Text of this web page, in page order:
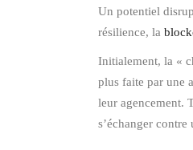
Un potentiel
résilience, la
Initialement, la «
plus faite par une
leur agencement.
s’échanger